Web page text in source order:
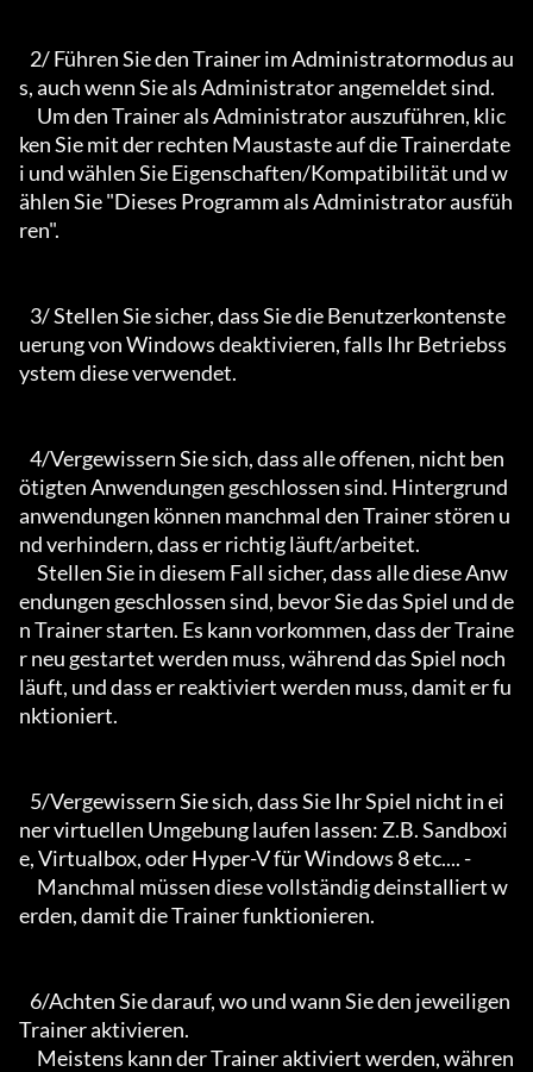
s, auch wenn Sie als Administrator angemeldet sind.
ken Sie mit der rechten Maustaste auf die Trainerdate
i und wählen Sie Eigenschaften/Kompatibilität und w
ählen Sie "Dieses Programm als Administrator ausfüh
ren".
uerung von Windows deaktivieren, falls Ihr Betriebss
ystem diese verwendet.
ötigten Anwendungen geschlossen sind. Hintergrund
anwendungen können manchmal den Trainer stören u
nd verhindern, dass er richtig läuft/arbeitet.
endungen geschlossen sind, bevor Sie das Spiel und de
n Trainer starten. Es kann vorkommen, dass der Traine
r neu gestartet werden muss, während das Spiel noch
läuft, und dass er reaktiviert werden muss, damit er fu
nktioniert.
ner virtuellen Umgebung laufen lassen: Z.B. Sandboxi
e, Virtualbox, oder Hyper-V für Windows 8 etc.... -
erden, damit die Trainer funktionieren.
Trainer aktivieren.